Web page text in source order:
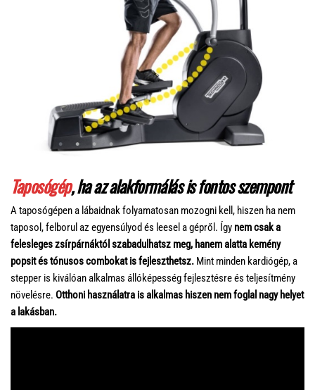
Taposógép, ha az alakformálás is fontos szempont
A taposógépen a lábaidnak folyamatosan mozogni kell, hiszen ha nem
taposol, felborul az egyensúlyod és leesel a gépről. Így nem csak a
felesleges zsírpárnáktól szabadulhatsz meg, hanem alatta kemény
popsit és tónusos combokat is fejleszthetsz. Mint minden kardiógép, a
stepper is kiválóan alkalmas állóképesség fejlesztésre és teljesítmény
növelésre. Otthoni használatra is alkalmas hiszen nem foglal nagy helyet
a lakásban.